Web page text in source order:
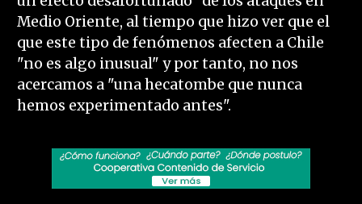
Medio Oriente, al tiempo que hizo ver que el
que este tipo de fenómenos afecten a Chile
"no es algo inusual" y por tanto, no nos
acercamos a "una hecatombe que nunca
hemos experimentado antes".